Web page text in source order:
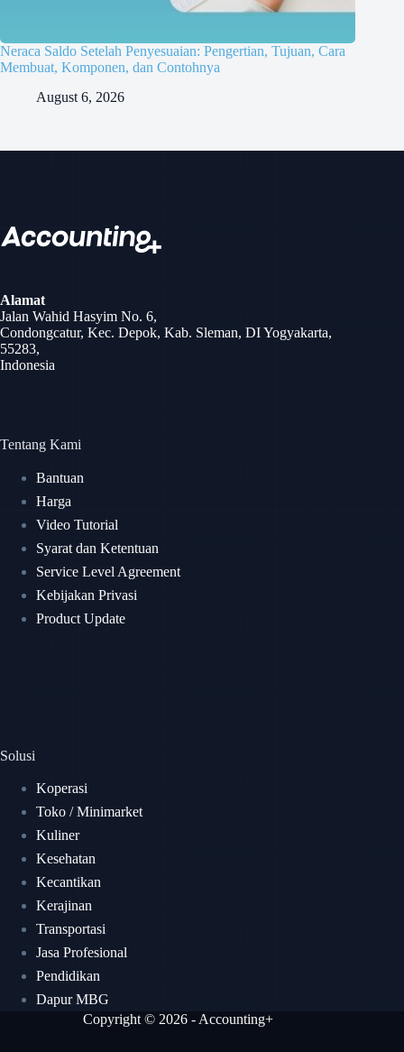
Neraca Saldo Setelah Penyesuaian: Pengertian, Tujuan, Cara
Membuat, Komponen, dan Contohnya
August 6, 2026
Alamat
Jalan Wahid Hasyim No. 6,
Condongcatur, Kec. Depok, Kab. Sleman, DI Yogyakarta,
55283,
Indonesia
Tentang Kami
Bantuan
Harga
Video Tutorial
Syarat dan Ketentuan
Service Level Agreement
Kebijakan Privasi
Product Update
Solusi
Koperasi
Toko / Minimarket
Kuliner
Kesehatan
Kecantikan
Kerajinan
Transportasi
Jasa Profesional
Pendidikan
Dapur MBG
Copyright © 2026 - Accounting+